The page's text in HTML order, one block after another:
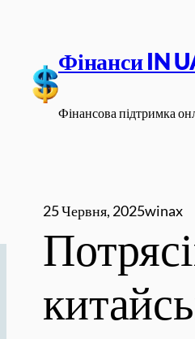
вмісту
Фінанси IN
Фінансова підтримка
25 Червня, 2025winax